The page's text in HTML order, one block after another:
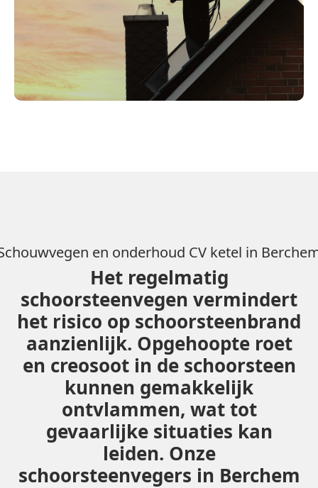
en onderhoud CV ketel in
Het regelmatig
schoorsteenvegen vermindert
het risico op schoorsteenbrand
aanzienlijk. Opgehoopte roet
en creosoot in de schoorsteen
kunnen gemakkelijk
ontvlammen, wat tot
gevaarlijke situaties kan
leiden. Onze
schoorsteenvegers in Berchem